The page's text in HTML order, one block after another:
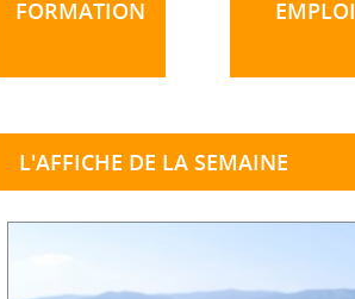
FORMATION
EMPLOI
L'AFFICHE DE LA SEMAINE